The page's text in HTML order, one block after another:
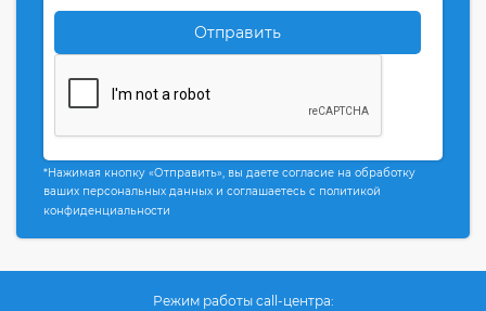
Отправить
*Нажимая кнопку «Отправить», вы даете согласие на обработку
ваших персональных данных и соглашаетесь с политикой
конфиденциальности
Режим работы call-центра: